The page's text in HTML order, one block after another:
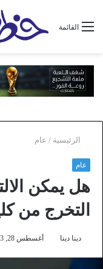
القائمة
الرئيسية / عام
عام
هل يمكن
التخرج من
دينا دينا أغسطس 28, 2023